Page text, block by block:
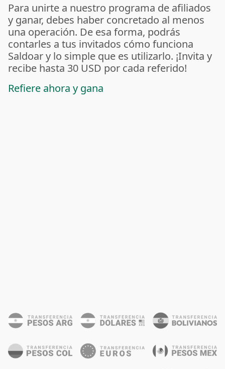
Para unirte a nuestro programa de afiliados
y ganar, debes haber concretado al menos
una operación. De esa forma, podrás
contarles a tus invitados cómo funciona
Saldoar y lo simple que es utilizarlo. ¡Invita y
recibe hasta 30 USD por cada referido!
Refiere ahora y gana